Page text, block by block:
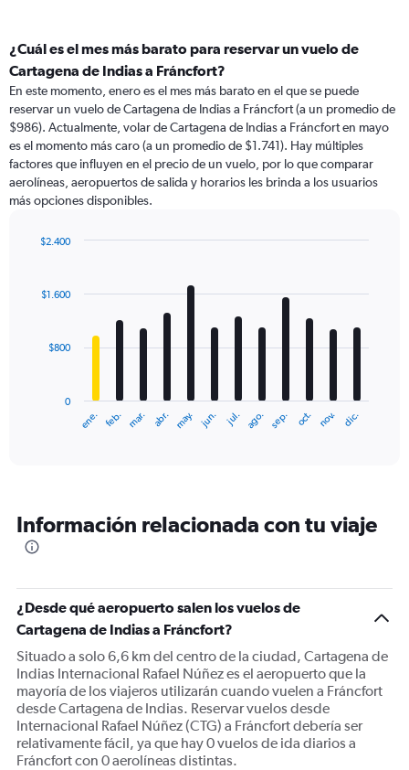
¿Cuál es el mes más barato para reservar un vuelo de
Cartagena de Indias a Fráncfort?
En este momento, enero es el mes más barato en el que se puede
reservar un vuelo de Cartagena de Indias a Fráncfort (a un promedio de
$986). Actualmente, volar de Cartagena de Indias a Fráncfort en mayo
es el momento más caro (a un promedio de $1.741). Hay múltiples
factores que influyen en el precio de un vuelo, por lo que comparar
aerolíneas, aeropuertos de salida y horarios les brinda a los usuarios
más opciones disponibles.
with
12
The
categories.
The
Y
axis
displaying
values.
Range:
0
to
2400.
ene. feb. mar. abr. may. jun. jul. ago. sep. oct. nov. dic.
0
$800
$1.600
$2.400
Información relacionada con tu viaje
¿Desde qué aeropuerto salen los vuelos de
Cartagena de Indias a Fráncfort?
Situado a solo 6,6 km del centro de la ciudad, Cartagena de
Indias Internacional Rafael Núñez es el aeropuerto que la
mayoría de los viajeros utilizarán cuando vuelen a Fráncfort
desde Cartagena de Indias. Reservar vuelos desde
Internacional Rafael Núñez (CTG) a Fráncfort debería ser
relativamente fácil, ya que hay 0 vuelos de ida diarios a
Fráncfort con 0 aerolíneas distintas.